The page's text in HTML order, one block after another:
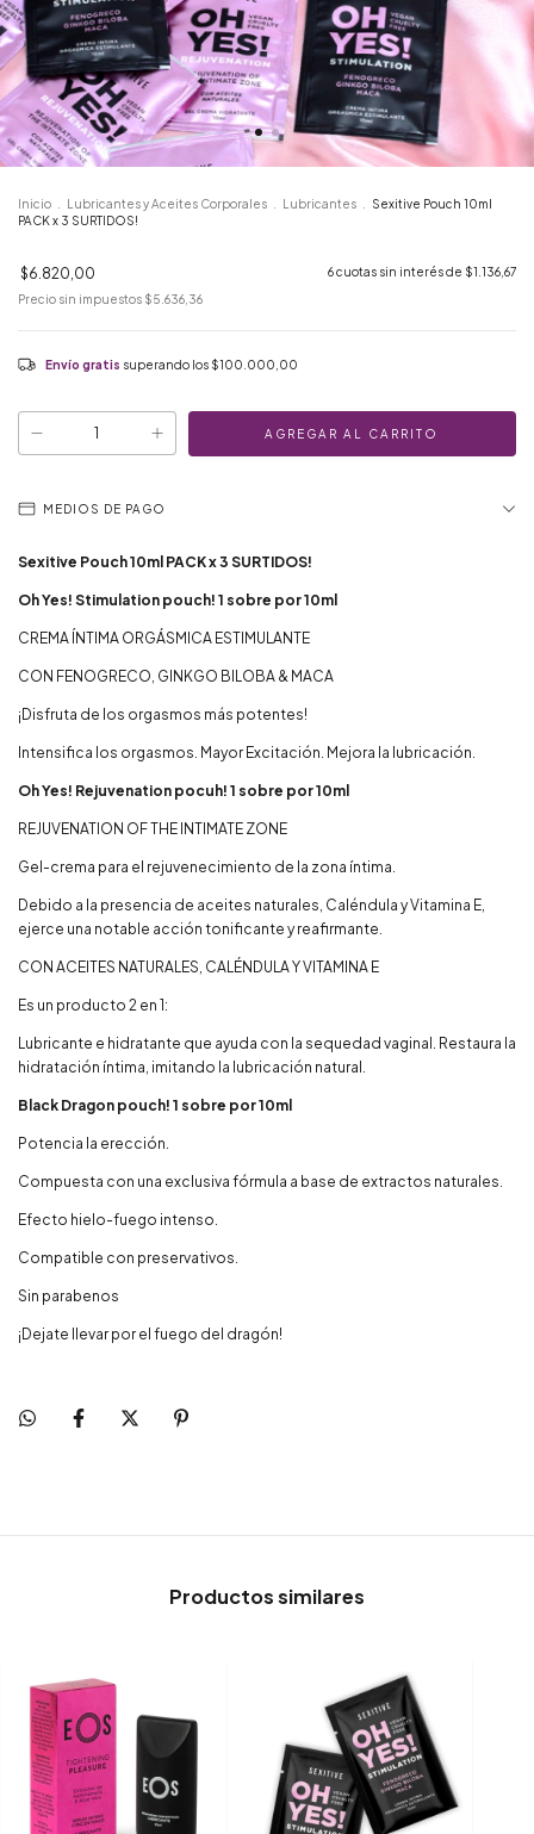
Inicio Lubricantes y Aceites Corporales Lubricantes
Sexitive Pouch 10ml
PACK x 3 SURTIDOS!
$6.820,00 6cuotas sin interés de $1.136,67
Precio sin impuestos $5.636,36
Envío gratis superando los $100.000,00
MEDIOS DE PAGO
Sexitive Pouch 10ml PACK x 3 SURTIDOS!
Oh Yes! Stimulation pouch! 1 sobre por 10ml
CREMA ÍNTIMA ORGÁSMICA ESTIMULANTE
CON FENOGRECO, GINKGO BILOBA & MACA
¡Disfruta de los orgasmos más potentes!
Intensifica los orgasmos. Mayor Excitación. Mejora la lubricación.
Oh Yes! Rejuvenation pocuh! 1 sobre por 10ml
REJUVENATION OF THE INTIMATE ZONE
Gel-crema para el rejuvenecimiento de la zona íntima.
Debido a la presencia de aceites naturales, Caléndula y Vitamina E,
ejerce una notable acción tonificante y reafirmante.
CON ACEITES NATURALES, CALÉNDULA Y VITAMINA E
Es un producto 2 en 1:
Lubricante e hidratante que ayuda con la sequedad vaginal. Restaura la
hidratación íntima, imitando la lubricación natural.
Black Dragon pouch! 1 sobre por 10ml
Potencia la erección.
Compuesta con una exclusiva fórmula a base de extractos naturales.
Efecto hielo-fuego intenso.
Compatible con preservativos.
Sin parabenos
¡Dejate llevar por el fuego del dragón!
Productos similares